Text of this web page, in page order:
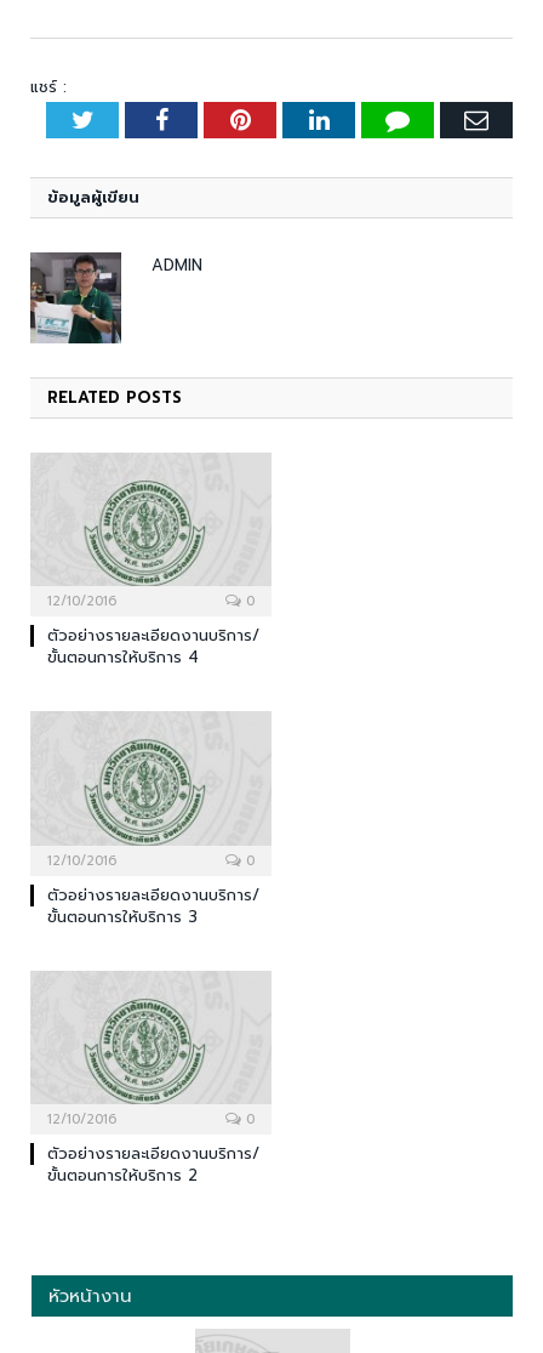
แชร์ :
TwitterFacebookPinterestLinkedInTumblr
ข้อมูลผู้เขียน
ADMIN
RELATED POSTS
12/10/2016 0
ตัวอย่างรายละเอียดงานบริการ/
ขั้นตอนการให้บริการ 4
12/10/2016 0
ตัวอย่างรายละเอียดงานบริการ/
ขั้นตอนการให้บริการ 3
12/10/2016 0
ตัวอย่างรายละเอียดงานบริการ/
ขั้นตอนการให้บริการ 2
หัวหน้างาน